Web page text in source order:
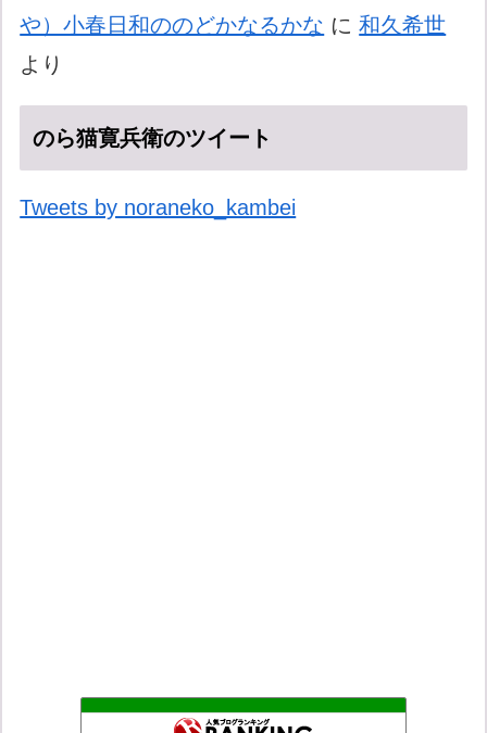
や）小春日和ののどかなるかな に和久希世
より
のら猫寛兵衛のツイート
Tweets by noraneko_kambei
村野瀬玲奈の秘書課広報室